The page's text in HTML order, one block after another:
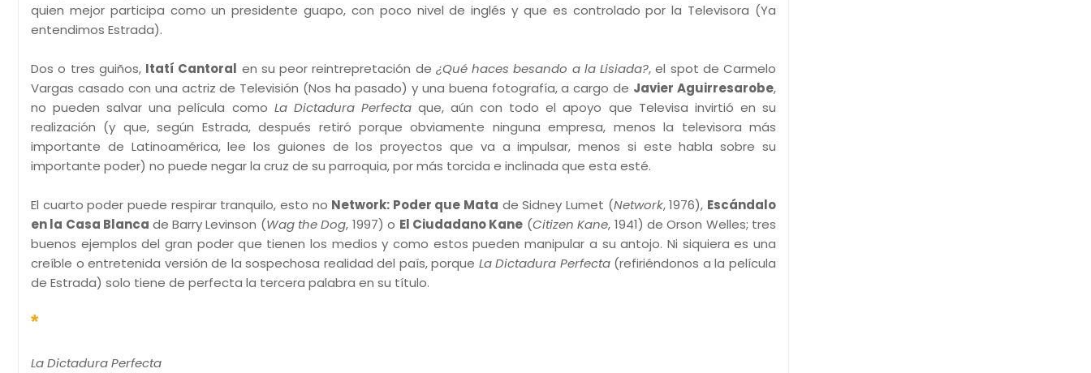
quien mejor participa como un presidente guapo, con poco nivel de inglés y que es controlado por la Televisora (Ya
entendimos Estrada).
Dos o tres guiños, Itatí Cantoral en su peor reintrepretación de ¿Qué haces besando a la Lisiada?, el spot de Carmelo
Vargas casado con una actriz de Televisión (Nos ha pasado) y una buena fotografía, a cargo de Javier Aguirresarobe,
no pueden salvar una película como La Dictadura Perfectaque, aún con todo el apoyo que Televisa invirtió en su
realización (y que, según Estrada, después retiró porque obviamente ninguna empresa, menos la televisora más
importante de Latinoamérica, lee los guiones de los proyectos que va a impulsar, menos si este habla sobre su
importante poder) no puede negar la cruz de su parroquia, por más torcida e inclinada que esta esté.
El cuarto poder puede respirar tranquilo, esto no Network: Poder que Mata de Sidney Lumet (Network, 1976), Escándalo
en la Casa Blanca de Barry Levinson (Wag the Dog, 1997) o El Ciudadano Kane (Citizen Kane, 1941) de Orson Welles; tres
buenos ejemplos del gran poder que tienen los medios y como estos pueden manipular a su antojo. Ni siquiera es una
creíble o entretenida versión de la sospechosa realidad del país, porque La Dictadura Perfecta(refiriéndonos a la película
de Estrada) solo tiene de perfecta la tercera palabra en su título.
*
La Dictadura Perfecta